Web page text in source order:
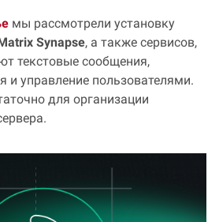
мы рассмотрели установку
Synapse, а также сервисов,
текстовые сообщения,
и управление пользователями.
для организации